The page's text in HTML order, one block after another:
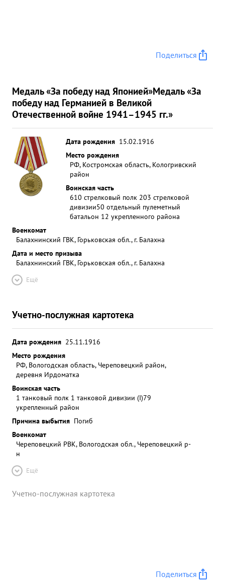
Поделиться
Медаль «За победу над Японией»Медаль «За
победу над Германией в Великой
Отечественной войне 1941–1945 гг.»
Дата рождения 15.02.1916
Место рождения
РФ, Костромская область, Кологривский
район
Воинская часть
610 стрелковый полк 203 стрелковой
дивизии50 отдельный пулеметный
батальон 12 укрепленного района
Военкомат
Балахнинский ГВК, Горьковская обл., г. Балахна
Дата и место призыва
Балахнинский ГВК, Горьковская обл., г. Балахна
Ещё
Учетно-послужная картотека
Дата рождения 25.11.1916
Место рождения
РФ, Вологодская область, Череповецкий район,
деревня Ирдоматка
Воинская часть
1 танковый полк 1 танковой дивизии (I)79
укрепленный район
Причина выбытия Погиб
Военкомат
Череповецкий РВК, Вологодская обл., Череповецкий р-
н
Ещё
Учетно-послужная картотека
Поделиться